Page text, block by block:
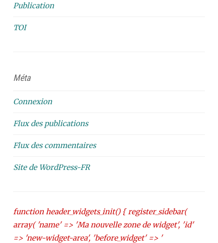
Publication
TOI
Méta
Connexion
Flux des publications
Flux des commentaires
Site de WordPress-FR
function header_widgets_init() { register_sidebar(
array( 'name' => 'Ma nouvelle zone de widget', 'id'
=> 'new-widget-area', 'before_widget' => '